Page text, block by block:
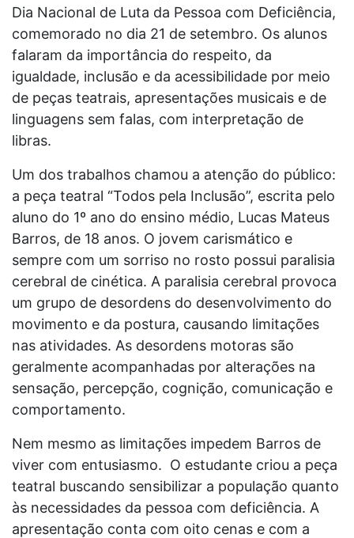
Dia Nacional de Luta da Pessoa com Deficiência,
comemorado no dia 21 de setembro. Os alunos
falaram da importância do respeito, da
igualdade, inclusão e da acessibilidade por meio
de peças teatrais, apresentações musicais e de
linguagens sem falas, com interpretação de
libras.
Um dos trabalhos chamou a atenção do público:
a peça teatral “Todos pela Inclusão”, escrita pelo
aluno do 1º ano do ensino médio, Lucas Mateus
Barros, de 18 anos. O jovem carismático e
sempre com um sorriso no rosto possui paralisia
cerebral de cinética. A paralisia cerebral provoca
um grupo de desordens do desenvolvimento do
movimento e da postura, causando limitações
nas atividades. As desordens motoras são
geralmente acompanhadas por alterações na
sensação, percepção, cognição, comunicação e
comportamento.
Nem mesmo as limitações impedem Barros de
viver com entusiasmo. O estudante criou a peça
teatral buscando sensibilizar a população quanto
às necessidades da pessoa com deficiência. A
apresentação conta com oito cenas e com a